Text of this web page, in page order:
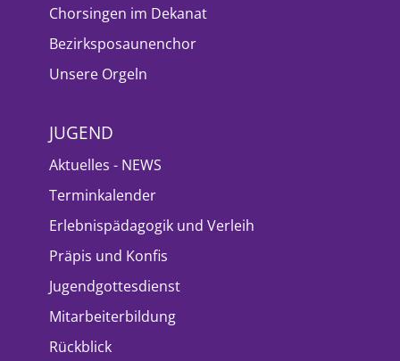
Chorsingen im Dekanat
Bezirksposaunenchor
Unsere Orgeln
JUGEND
Aktuelles - NEWS
Terminkalender
Erlebnispädagogik und Verleih
Präpis und Konfis
Jugendgottesdienst
Mitarbeiterbildung
Rückblick